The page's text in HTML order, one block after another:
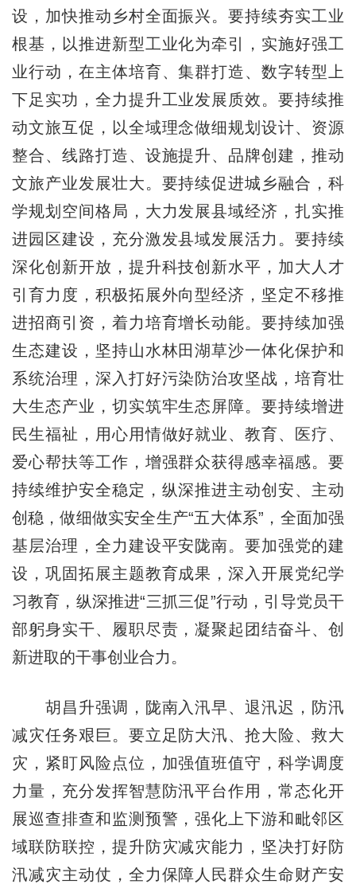
设，加快推动乡村全面振兴。要持续夯实工业
根基，以推进新型工业化为牵引，实施好强工
业行动，在主体培育、集群打造、数字转型上
下足实功，全力提升工业发展质效。要持续推
动文旅互促，以全域理念做细规划设计、资源
整合、线路打造、设施提升、品牌创建，推动
文旅产业发展壮大。要持续促进城乡融合，科
学规划空间格局，大力发展县域经济，扎实推
进园区建设，充分激发县域发展活力。要持续
深化创新开放，提升科技创新水平，加大人才
引育力度，积极拓展外向型经济，坚定不移推
进招商引资，着力培育增长动能。要持续加强
生态建设，坚持山水林田湖草沙一体化保护和
系统治理，深入打好污染防治攻坚战，培育壮
大生态产业，切实筑牢生态屏障。要持续增进
民生福祉，用心用情做好就业、教育、医疗、
爱心帮扶等工作，增强群众获得感幸福感。要
持续维护安全稳定，纵深推进主动创安、主动
创稳，做细做实安全生产“五大体系”，全面加强
基层治理，全力建设平安陇南。要加强党的建
设，巩固拓展主题教育成果，深入开展党纪学
习教育，纵深推进“三抓三促”行动，引导党员干
部躬身实干、履职尽责，凝聚起团结奋斗、创
新进取的干事创业合力。
胡昌升强调，陇南入汛早、退汛迟，防汛
减灾任务艰巨。要立足防大汛、抢大险、救大
灾，紧盯风险点位，加强值班值守，科学调度
力量，充分发挥智慧防汛平台作用，常态化开
展巡查排查和监测预警，强化上下游和毗邻区
域联防联控，提升防灾减灾能力，坚决打好防
汛减灾主动仗，全力保障人民群众生命财产安